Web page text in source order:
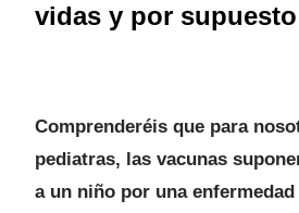
vidas y por
Comprenderéis que para
pediatras, las vacunas
a un niño por una